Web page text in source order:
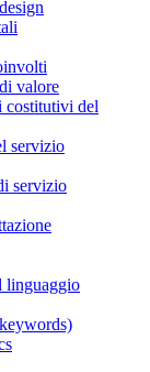
valore
costitutivi del
servizio
servizio
linguaggio